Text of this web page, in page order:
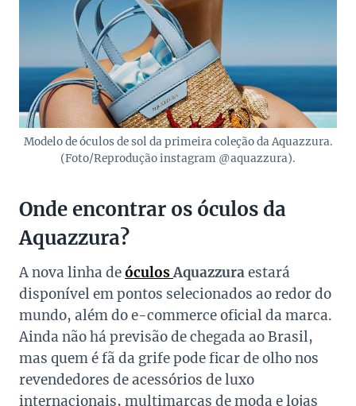
Modelo de óculos de sol da primeira coleção da Aquazzura.
(Foto/Reprodução instagram @aquazzura).
Onde encontrar os óculos da
Aquazzura?
A nova linha deóculosAquazzuraestará
disponível em pontos selecionados ao redor do
mundo, além do e-commerce oficial da marca.
Ainda não há previsão de chegada ao Brasil,
mas quem é fã da grife pode ficar de olho nos
revendedores de acessórios de luxo
internacionais, multimarcas de moda e lojas